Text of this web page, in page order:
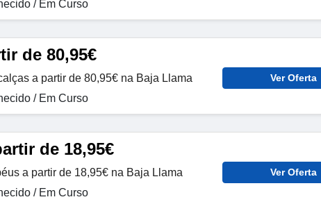
/ Em Curso
de 80,95€
a partir de 80,95€ na Baja Llama
/ Em Curso
Ver Oferta
de 18,95€
a partir de 18,95€ na Baja Llama
/ Em Curso
Ver Oferta